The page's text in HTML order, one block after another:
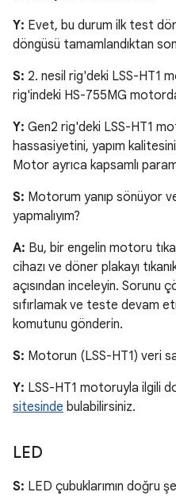
Y: Evet, bu durum ilk test
döngüsü tamamlandıktan
S: 2. nesil rig'deki LSS-HT1
rig'indeki HS-755MG
Y: Gen2 rig'deki LSS-HT1
hassasiyetini, yapım
Motor ayrıca kapsamlı
S: Motorum yanıp sönüyor
yapmalıyım?
A: Bu, bir engelin motoru
cihazı ve döner plakayı
açısından inceleyin. Sorunu
sıfırlamak ve teste devam
komutunu gönderin.
S: Motorun (LSS-HT1) veri
Y: LSS-HT1 motoruyla ilgili
sitesinde bulabilirsiniz.
LED
S: LED çubuklarımın doğru